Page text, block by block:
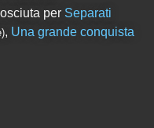
per Separati
, Una grande conquista